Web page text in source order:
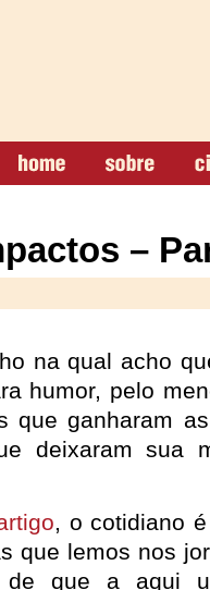
–
na qual acho
humor, pelo
que ganharam
deixaram sua
, o cotidiano
que lemos nos
de que a aqui